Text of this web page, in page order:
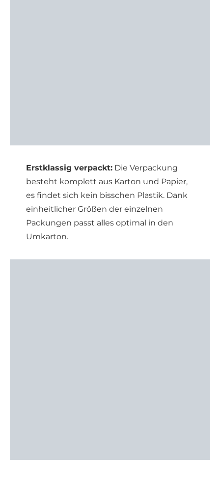
Erstklassig verpackt:Die Verpackung
besteht komplett aus Karton und Papier,
es findet sich kein bisschen Plastik. Dank
einheitlicher Größen der einzelnen
Packungen passt alles optimal in den
Umkarton.